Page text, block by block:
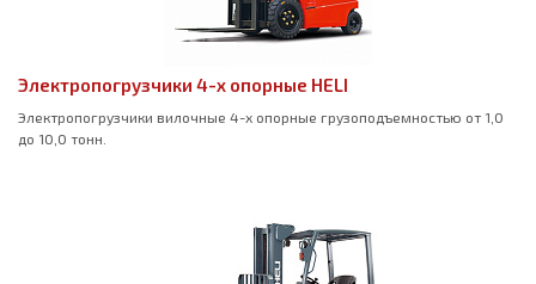
Электропогрузчики 4-х опорные HELI
Электропогрузчики вилочные 4-х опорные грузоподъемностью от 1,0
до 10,0 тонн.